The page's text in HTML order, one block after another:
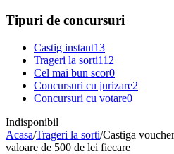
Tipuri de concursuri
Castig instant13
Trageri la sorti112
Cel mai bun scor0
Concursuri cu jurizare2
Concursuri cu votare0
Indisponibil
Acasa/Trageri la sorti/Castiga
valoare de 500 de lei fiecare